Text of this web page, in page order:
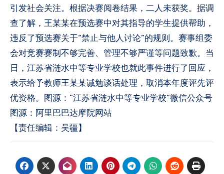
引发社会关注。根据决赛阅卷结果，二人未获奖。据调
查了解，王某某在预选赛中对其指导的学生提供帮助，
违反了预选赛关于“禁止与他人讨论”的规则。赛事组委
会对竞赛赛制不够完善、管理不够严谨等问题致歉。当
日，江苏省涟水中等专业学校也就此事件进行了回应，
表示给予教师王某某诫勉谈话处理，取消本年度评先评
优资格。图源：“江苏省涟水中等专业学校”微信公众号
图源：阿里巴巴达摩院网站
【责任编辑：吴疆】